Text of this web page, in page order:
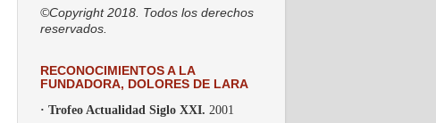
©Copyright 2018. Todos los derechos
reservados.
RECONOCIMIENTOS A LA
FUNDADORA, DOLORES DE LARA
· Trofeo Actualidad Siglo XXI. 2001